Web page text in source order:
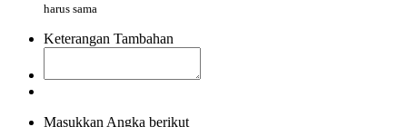
harus sama
Keterangan Tambahan
Masukkan Angka berikut